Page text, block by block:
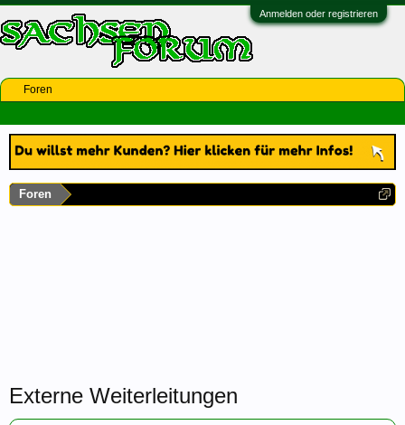
Anmelden oder registrieren
Foren
Externe Weiterleitungen
Foren